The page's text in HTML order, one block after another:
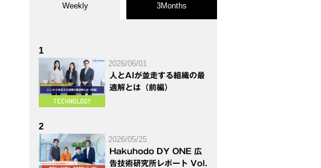
Weekly 3Months
1
2026/06/01
人とAIが並走する組織の最
適解とは（前編）
2
2026/05/25
Hakuhodo DY ONE 広
告技術研究所レポート Vol.